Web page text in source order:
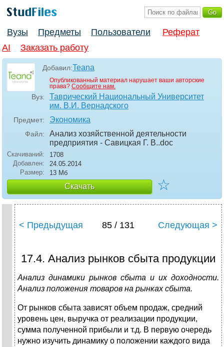
Вузы Предметы Пользователи
Реферат
AI
Заказать работу
Добавил:Teana
Опубликованный материал нарушает ваши авторские
права? Сообщите нам.
Вуз:
Таврический Национальный Университет
им. В.И. Вернадского
Предмет: Экономика
Файл:
Анализ хозяйственной деятельности
предприятия - Савицкая Г. В..doc
Скачиваний:
1708
Добавлен:
24.05.2014
Размер:
13 Мб
Скачать ☆
< Предыдущая 85 / 131 Следующая >
17.4. Анализ рынков сбыта продукции
Анализ динамики рынков сбыта и их доходности.
Анализ положения товаров на рынках сбыта.
От рынков сбыта зависят объем продаж, средний
уровень цен, выручка от реализации продукции,
сумма полученной прибыли и т.д. В первую очередь
нужно изучить динамику о положении каждого вида